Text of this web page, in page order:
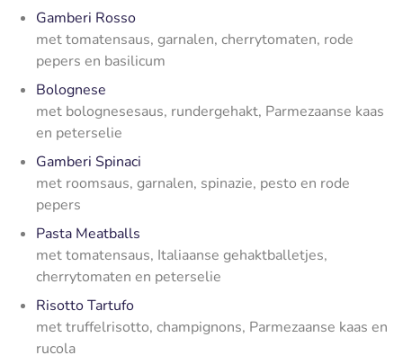
Gamberi Rosso
met tomatensaus, garnalen, cherrytomaten, rode
pepers en basilicum
Bolognese
met bolognesesaus, rundergehakt, Parmezaanse kaas
en peterselie
Gamberi Spinaci
met roomsaus, garnalen, spinazie, pesto en rode
pepers
Pasta Meatballs
met tomatensaus, Italiaanse gehaktballetjes,
cherrytomaten en peterselie
Risotto Tartufo
met truffelrisotto, champignons, Parmezaanse kaas en
rucola